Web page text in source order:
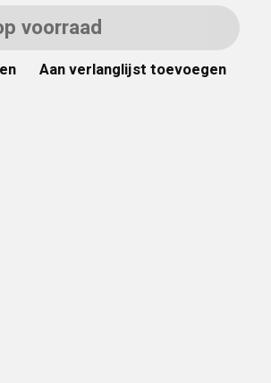
voorraad
Aan verlanglijst toevoegen